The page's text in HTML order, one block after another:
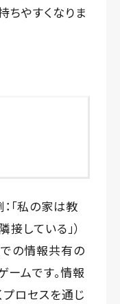
やすくなりま
「私の家は教
している」）
の情報共有の
ムです。情報
プロセスを通じ